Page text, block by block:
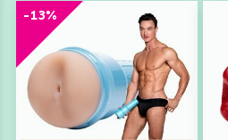
-13%